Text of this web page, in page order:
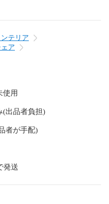
テリア
ア
使用
(出品者負担)
者が手配)
発送